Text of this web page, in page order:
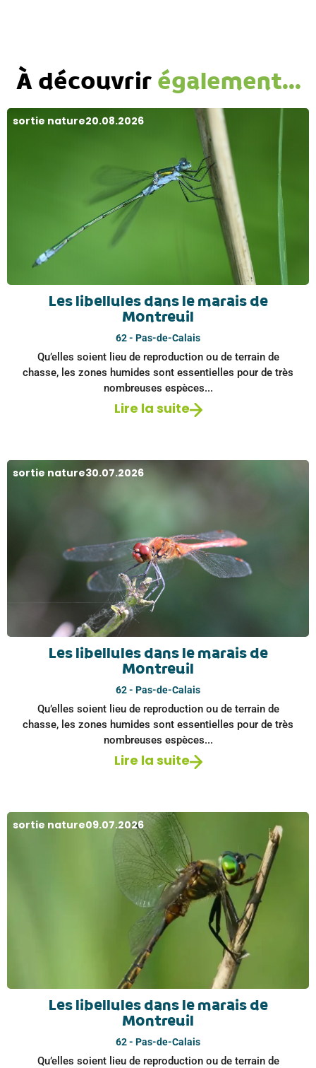
À découvrirégalement...
sortie nature20.08.2026
Les libellules dans le marais de
Montreuil
62 - Pas-de-Calais
Qu’elles soient lieu de reproduction ou de terrain de
chasse, les zones humides sont essentielles pour de très
nombreuses espèces...
Lire la suite
sortie nature30.07.2026
Les libellules dans le marais de
Montreuil
62 - Pas-de-Calais
Qu’elles soient lieu de reproduction ou de terrain de
chasse, les zones humides sont essentielles pour de très
nombreuses espèces...
Lire la suite
sortie nature09.07.2026
Les libellules dans le marais de
Montreuil
62 - Pas-de-Calais
Qu’elles soient lieu de reproduction ou de terrain de